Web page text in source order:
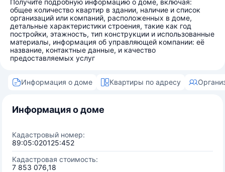
Получите подробную информацию о доме, включая:
общее количество квартир в здании, наличие и список
организаций или компаний, расположенных в доме,
детальные характеристики строения, такие как год
постройки, этажность, тип конструкции и использованные
материалы, информация об управляющей компании: её
название, контактные данные, и качество
предоставляемых услуг
Информация о доме Квартиры по адресу
Информация о доме
Кадастровый номер:
89:05:020125:452
Кадастровая стоимость:
7 853 076,18